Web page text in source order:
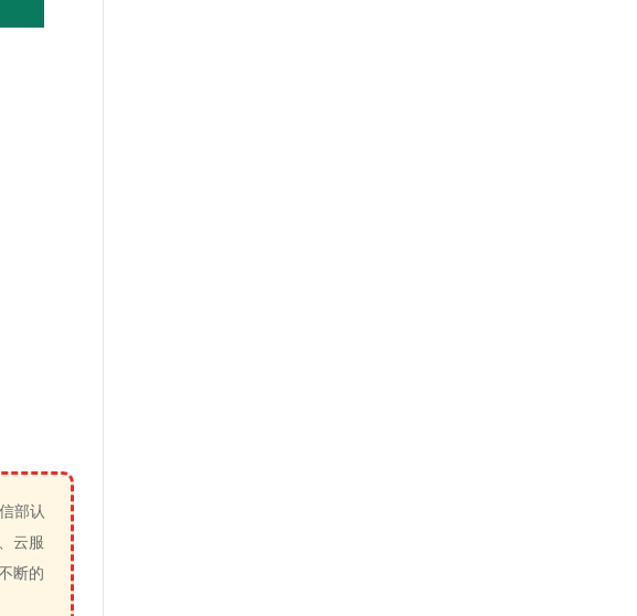
部认
云服
断的